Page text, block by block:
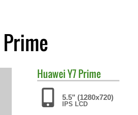
HuaweiY7 Prime
5.5" (1280x720)
IPS LCD